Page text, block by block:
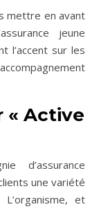
mettre en avant
jeune
l’accent sur les
« Active
d’assurance
une variété
et